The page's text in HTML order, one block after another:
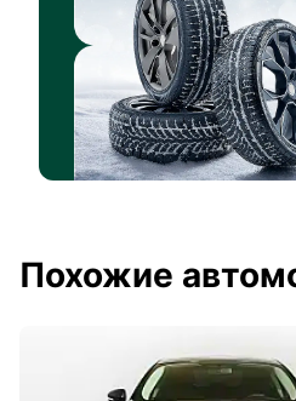
Похожие